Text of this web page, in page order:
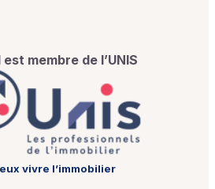
est membre de l’UNIS
vivre l’immobilier